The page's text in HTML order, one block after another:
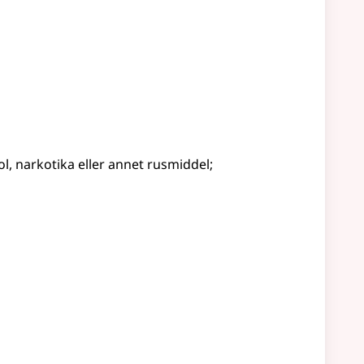
narkotika eller annet rusmiddel;